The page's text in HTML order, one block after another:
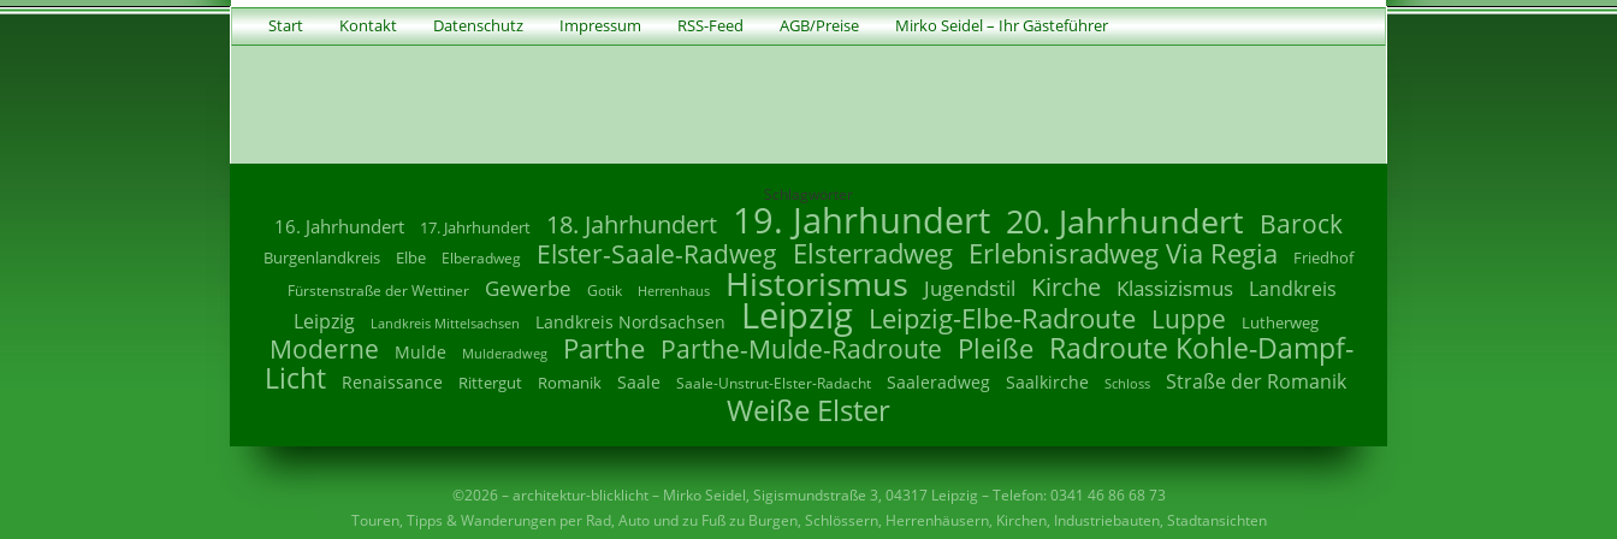
Start Kontakt Datenschutz Impressum RSS-Feed AGB/Preise Mirko Seidel – Ihr Gästeführer
Schlagwörter
16. Jahrhundert 17. Jahrhundert 18. Jahrhundert 19. Jahrhundert 20. Jahrhundert Barock
Burgenlandkreis Elbe Elberadweg Elster-Saale-Radweg Elsterradweg Erlebnisradweg Via Regia Friedhof
Fürstenstraße der Wettiner Gewerbe Gotik Herrenhaus Historismus Jugendstil Kirche Klassizismus
Landkreis
Leipzig
Landkreis Mittelsachsen Landkreis Nordsachsen Leipzig Leipzig-Elbe-Radroute Luppe Lutherweg
Moderne Mulde Mulderadweg Parthe Parthe-Mulde-Radroute Pleiße Radroute Kohle-Dampf-
Licht
Renaissance Rittergut Romanik Saale Saale-Unstrut-Elster-Radacht Saaleradweg Saalkirche Schloss Straße der Romanik
Weiße Elster
©2026 – architektur-blicklicht – Mirko Seidel, Sigismundstraße 3, 04317 Leipzig – Telefon: 0341 46 86 68 73
Touren, Tipps & Wanderungen per Rad, Auto und zu Fuß zu Burgen, Schlössern, Herrenhäusern, Kirchen, Industriebauten, Stadtansichten